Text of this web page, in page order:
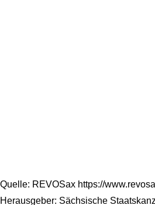
Quelle: REVOSax https://
Herausgeber: Sächsische